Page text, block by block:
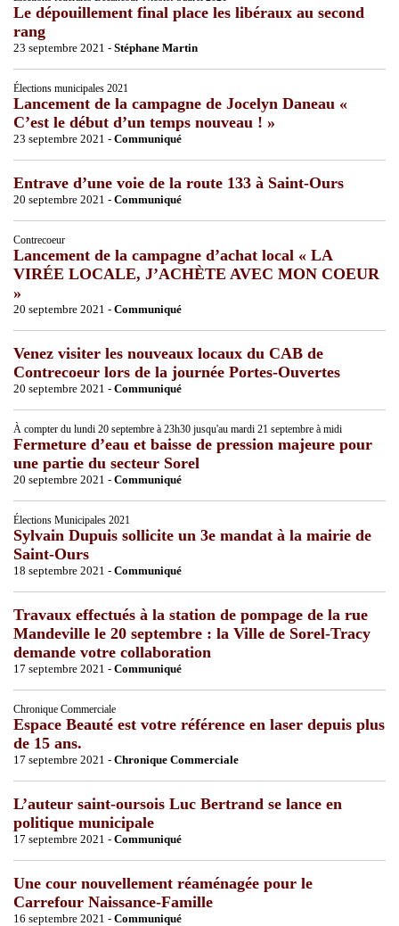
Le dépouillement final place les libéraux au second
rang
23 septembre 2021 - Stéphane Martin
Élections municipales 2021
Lancement de la campagne de Jocelyn Daneau «
C’est le début d’un temps nouveau ! »
23 septembre 2021 - Communiqué
Entrave d’une voie de la route 133 à Saint-Ours
20 septembre 2021 - Communiqué
Contrecoeur
Lancement de la campagne d’achat local « LA
VIRÉE LOCALE, J’ACHÈTE AVEC MON COEUR
»
20 septembre 2021 - Communiqué
Venez visiter les nouveaux locaux du CAB de
Contrecoeur lors de la journée Portes-Ouvertes
20 septembre 2021 - Communiqué
À compter du lundi 20 septembre à 23h30 jusqu'au mardi 21 septembre à midi
Fermeture d’eau et baisse de pression majeure pour
une partie du secteur Sorel
20 septembre 2021 - Communiqué
Élections Municipales 2021
Sylvain Dupuis sollicite un 3e mandat à la mairie de
Saint-Ours
18 septembre 2021 - Communiqué
Travaux effectués à la station de pompage de la rue
Mandeville le 20 septembre : la Ville de Sorel-Tracy
demande votre collaboration
17 septembre 2021 - Communiqué
Chronique Commerciale
Espace Beauté est votre référence en laser depuis plus
de 15 ans.
17 septembre 2021 - Chronique Commerciale
L’auteur saint-oursois Luc Bertrand se lance en
politique municipale
17 septembre 2021 - Communiqué
Une cour nouvellement réaménagée pour le
Carrefour Naissance-Famille
16 septembre 2021 - Communiqué